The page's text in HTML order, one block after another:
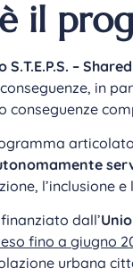
il
–
in
conseguenze
l’inclusione e
finanziato dall’
fino a giugno
urbana